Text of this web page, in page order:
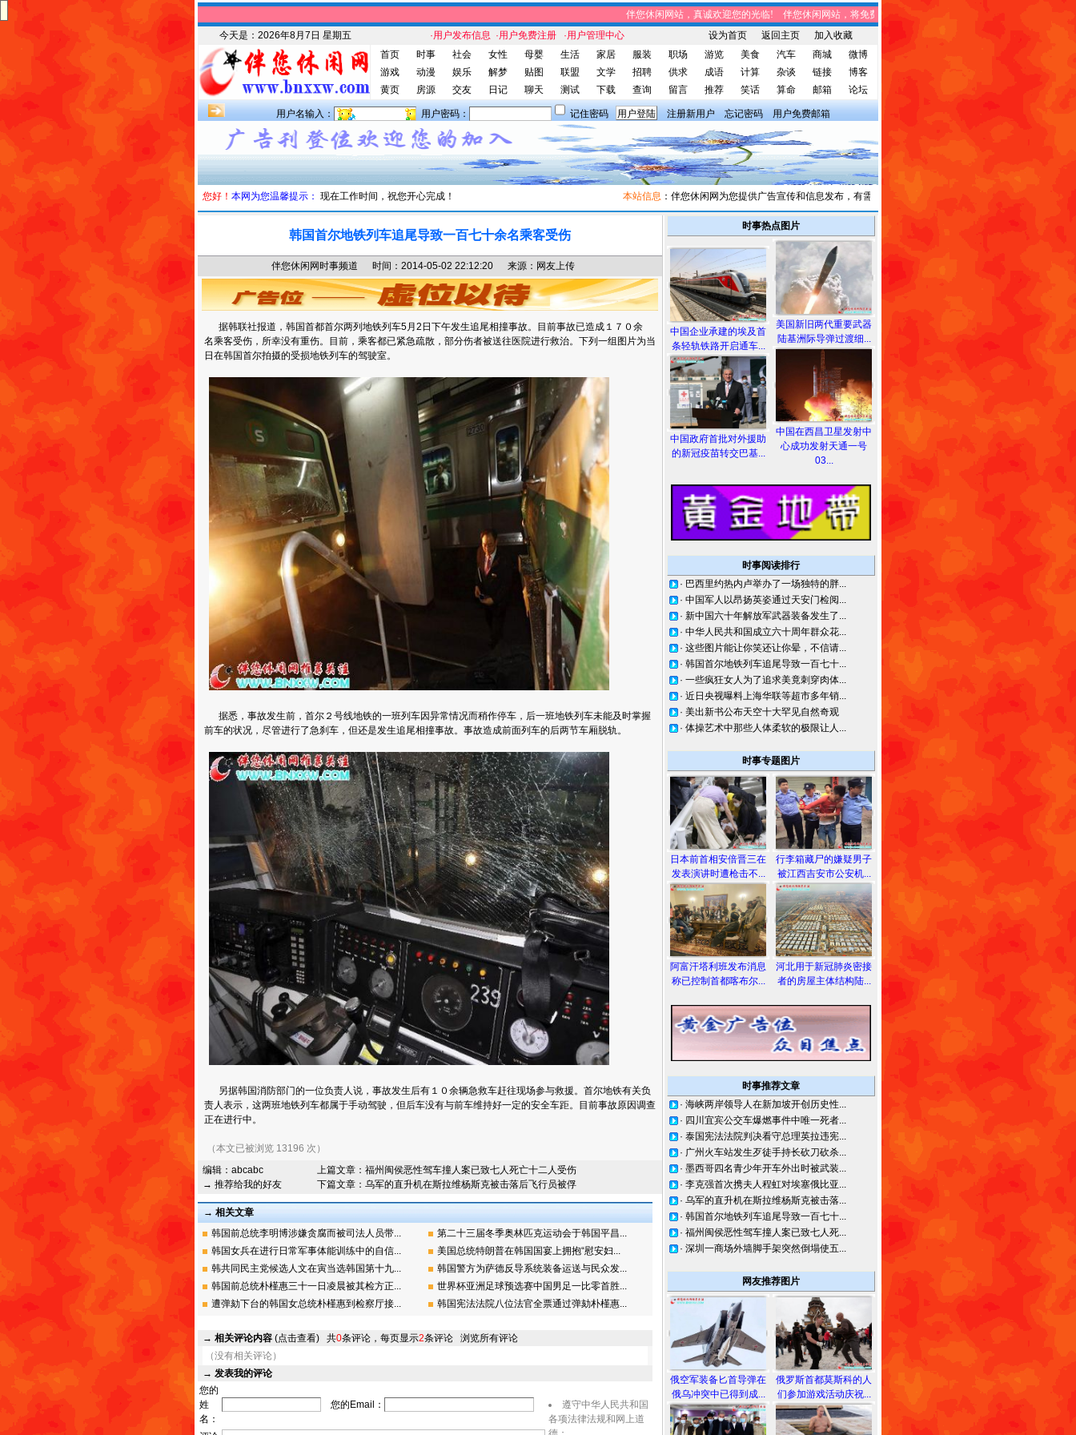
伴您休闲网站，真诚欢迎您的光临! 伴您休闲网站，将免费给您带来趣味时事、笑话集锦、家庭生活、休闲
今天是： 2026年8月7日 星期五 ·用户发布信息 ·用户免费注册 ·用户管理中心 设为首页 返回主页
加入收藏
首页
时事 社会 女性 母婴 生活 家居 服装 职场 游览 美食 汽车 商城
微博
游戏
动漫 娱乐 解梦 贴图 联盟 文学 招聘 供求 成语 计算 杂谈 链接
博客
黄页
房源 交友 日记 聊天 测试 下载 查询 留言 推荐 笑话 算命 邮箱 论坛
用户名输入： 用户密码： 记住密码 注册新用户 忘记密码 用户免费邮箱
您好！ 本网为您温馨提示： 现在工作时间，祝您开心完成！ 本站信息：伴您休闲网为您提供广告宣传和信息发布，有需求者请与我们联系。
韩国首尔地铁列车追尾导致一百七十余名乘客受伤
伴您休闲网时事频道 时间：2014-05-02 22:12:20 来源：网友上传
据韩联社报道，韩国首都首尔两列地铁列车5月2日下午发生追尾相撞事故。目前事故已造成１７０余
名乘客受伤，所幸没有重伤。目前，乘客都已紧急疏散，部分伤者被送往医院进行救治。下列一组图片为当
日在韩国首尔拍摄的受损地铁列车的驾驶室。
据悉，事故发生前，首尔２号线地铁的一班列车因异常情况而稍作停车，后一班地铁列车未能及时掌握
前车的状况，尽管进行了急刹车，但还是发生追尾相撞事故。事故造成前面列车的后两节车厢脱轨。
另据韩国消防部门的一位负责人说，事故发生后有１０余辆急救车赶往现场参与救援。首尔地铁有关负
责人表示，这两班地铁列车都属于手动驾驶，但后车没有与前车维持好一定的安全车距。目前事故原因调查
正在进行中。
（本文已被浏览 13196 次）
编辑： abcabc
→ 推荐给我的好友
上篇文章： 福州闽侯恶性驾车撞人案已致七人死亡十二人受伤
下篇文章： 乌军的直升机在斯拉维杨斯克被击落后飞行员被俘
→ 相关文章
韩国前总统李明博涉嫌贪腐而被司法人员带...
第二十三届冬季奥林匹克运动会于韩国平昌...
韩国女兵在进行日常军事体能训练中的自信...
美国总统特朗普在韩国国宴上拥抱“慰安妇...
韩共同民主党候选人文在寅当选韩国第十九...
韩国警方为萨德反导系统装备运送与民众发...
韩国前总统朴槿惠三十一日凌晨被其检方正...
世界杯亚洲足球预选赛中国男足一比零首胜...
遭弹劾下台的韩国女总统朴槿惠到检察厅接...
韩国宪法法院八位法官全票通过弹劾朴槿惠...
→ 相关评论内容 (点击查看) 共0条评论，每页显示2条评论 浏览所有评论
（没有相关评论）
→ 发表我的评论
您的
姓
名：
您的Email：
遵守中华人民共和国
各项法律法规和网上道
时事热点图片
中国企业承建的埃及首
条轻轨铁路开启通车...
中国政府首批对外援助
的新冠疫苗转交巴基...
美国新旧两代重要武器
陆基洲际导弹过渡细...
中国在西昌卫星发射中
心成功发射天通一号
03...
时事阅读排行
· 巴西里约热内卢举办了一场独特的胖...
· 中国军人以昂扬英姿通过天安门检阅...
· 新中国六十年解放军武器装备发生了...
· 中华人民共和国成立六十周年群众花...
· 这些图片能让你笑还让你晕，不信请...
· 韩国首尔地铁列车追尾导致一百七十...
· 一些疯狂女人为了追求美竟刺穿肉体...
· 近日央视曝料上海华联等超市多年销...
· 美出新书公布天空十大罕见自然奇观
· 体操艺术中那些人体柔软的极限让人...
时事专题图片
日本前首相安倍晋三在
发表演讲时遭枪击不...
阿富汗塔利班发布消息
称已控制首都喀布尔...
行李箱藏尸的嫌疑男子
被江西吉安市公安机...
河北用于新冠肺炎密接
者的房屋主体结构陆...
时事推荐文章
· 海峡两岸领导人在新加坡开创历史性...
· 四川宜宾公交车爆燃事件中唯一死者...
· 泰国宪法法院判决看守总理英拉违宪...
· 广州火车站发生歹徒手持长砍刀砍杀...
· 墨西哥四名青少年开车外出时被武装...
· 李克强首次携夫人程虹对埃塞俄比亚...
· 乌军的直升机在斯拉维杨斯克被击落...
· 韩国首尔地铁列车追尾导致一百七十...
· 福州闽侯恶性驾车撞人案已致七人死...
· 深圳一商场外墙脚手架突然倒塌使五...
网友推荐图片
俄空军装备匕首导弹在
俄乌冲突中已得到成...
俄罗斯首都莫斯科的人
们参加游戏活动庆祝...